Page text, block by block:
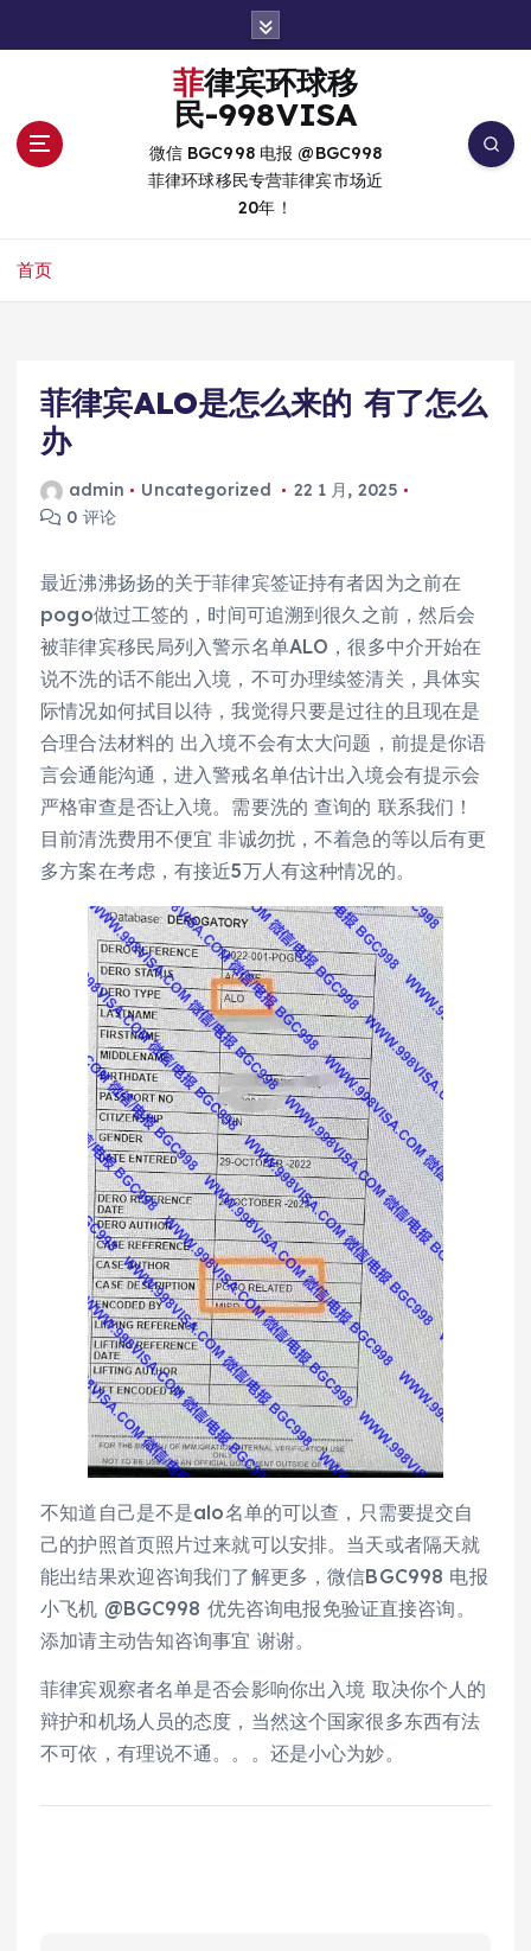
菲律宾环球移
民-998VISA
微信 BGC998 电报 @BGC998
菲律环球移民专营菲律宾市场近
20年！
首页
菲律宾ALO是怎么来的 有了怎么
办
admin Uncategorized
22 1 月, 2025
0 评论
最近沸沸扬扬的关于菲律宾签证持有者因为之前在
pogo做过工签的，时间可追溯到很久之前，然后会
被菲律宾移民局列入警示名单ALO，很多中介开始在
说不洗的话不能出入境，不可办理续签清关，具体实
际情况如何拭目以待，我觉得只要是过往的且现在是
合理合法材料的 出入境不会有太大问题，前提是你语
言会通能沟通，进入警戒名单估计出入境会有提示会
严格审查是否让入境。需要洗的 查询的 联系我们！
目前清洗费用不便宜 非诚勿扰，不着急的等以后有更
多方案在考虑，有接近5万人有这种情况的。
不知道自己是不是alo名单的可以查，只需要提交自
己的护照首页照片过来就可以安排。当天或者隔天就
能出结果欢迎咨询我们了解更多，微信BGC998 电报
小飞机 @BGC998 优先咨询电报免验证直接咨询。
添加请主动告知咨询事宜 谢谢。
菲律宾观察者名单是否会影响你出入境 取决你个人的
辩护和机场人员的态度，当然这个国家很多东西有法
不可依，有理说不通。。。还是小心为妙。